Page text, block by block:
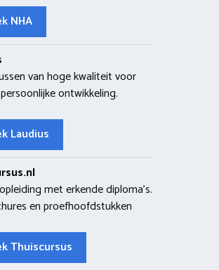
NHA
van hoge kwaliteit voor
ontwikkeling.
Laudius
met erkende diploma’s.
en proefhoofdstukken
Thuiscursus